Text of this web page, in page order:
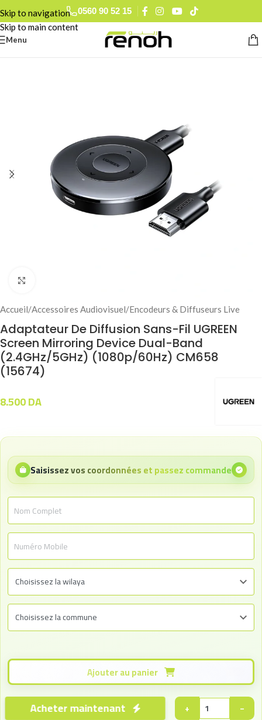
Skip to navigation
Skip to main content
0560 90 52 15
Menu
Accueil/Accessoires Audiovisuel/Encodeurs & Diffuseurs Live
Adaptateur De Diffusion Sans-Fil UGREEN
Screen Mirroring Device Dual-Band
(2.4GHz/5GHz) (1080p/60Hz) CM658
(15674)
8.500DA
Saisissez vos coordonnées et passez commande
−
+